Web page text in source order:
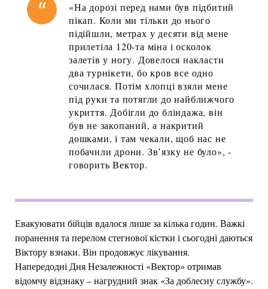
«На дорозі перед нами був підбитий
пікап. Коли ми тільки до нього
підійшли, метрах у десяти від мене
прилетіла 120-та міна і осколок
залетів у ногу. Довелося накласти
два турнікети, бо кров все одно
сочилася. Потім хлопці взяли мене
під руки та потягли до найближчого
укриття. Добігли до бліндажа, він
був не закопаний, а накритий
дошками, і там чекали, щоб нас не
побачили дрони. Зв’язку не було», -
говорить Вектор.
Евакуювати бійців вдалося лише за кілька годин. Важкі
поранення та перелом стегнової кістки і сьогодні даються
Віктору взнаки. Він продовжує лікування.
Напередодні Дня Незалежності «Вектор» отримав
відомчу відзнаку – нагрудний знак «За доблесну службу».